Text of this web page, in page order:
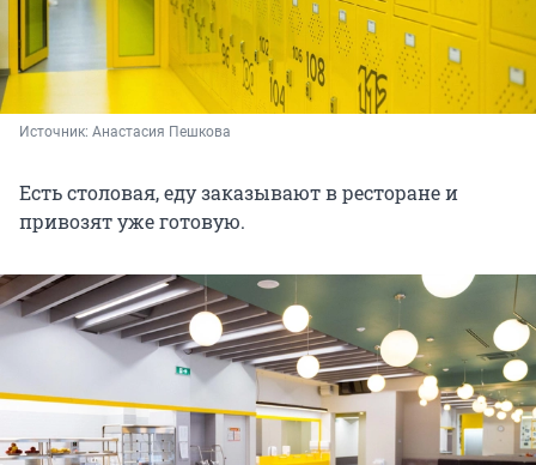
Источник: Анастасия Пешкова
Есть столовая, еду заказывают в ресторане и
привозят уже готовую.